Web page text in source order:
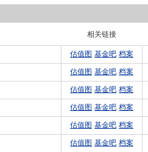
相关链接
估值图 基金吧 档案
估值图 基金吧 档案
估值图 基金吧 档案
估值图 基金吧 档案
估值图 基金吧 档案
估值图 基金吧 档案